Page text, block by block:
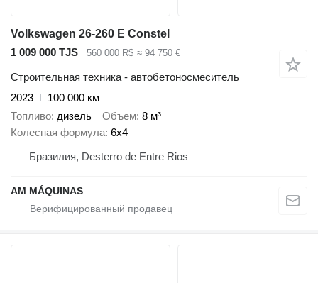
Volkswagen 26-260 E Constel
1 009 000 TJS
560 000 R$ ≈ 94 750 €
Строительная техника - автобетоносмеситель
2023
100 000 км
Топливо дизель Объем 8 м³
Колесная формула 6x4
Бразилия, Desterro de Entre Rios
AM MÁQUINAS